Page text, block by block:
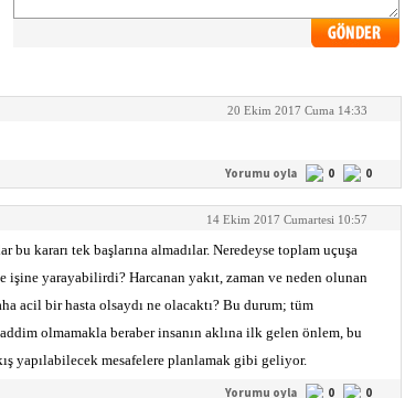
20 Ekim 2017 Cuma 14:33
Yorumu oyla 0 0
14 Ekim 2017 Cumartesi 10:57
kararı tek başlarına almadılar. Neredeyse toplam uçuşa
işine yarayabilirdi? Harcanan yakıt, zaman ve neden olunan
acil bir hasta olsaydı ne olacaktı? Bu durum; tüm
olmamakla beraber insanın aklına ilk gelen önlem, bu
yapılabilecek mesafelere planlamak gibi geliyor.
Yorumu oyla 0 0